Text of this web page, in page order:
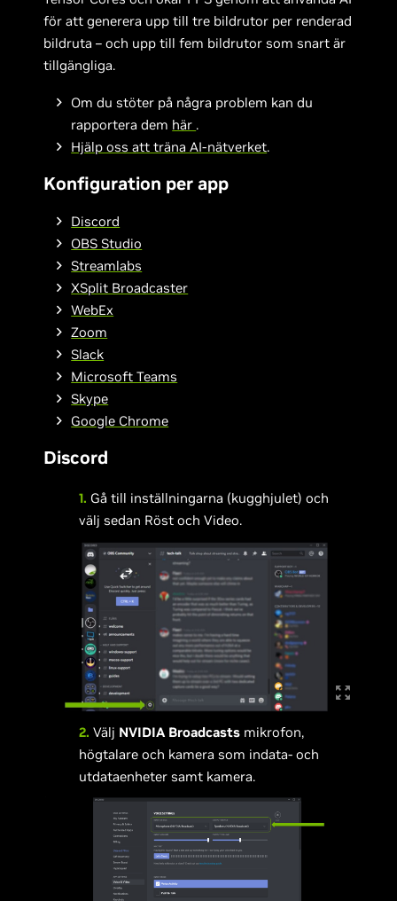
för att generera upp till tre bildrutor per renderad
bildruta – och upp till fem bildrutor som snart är
tillgängliga.
Om du stöter på några problem kan du
rapportera dem här .
Hjälp oss att träna AI-nätverket.
Konfiguration per app
Discord
OBS Studio
Streamlabs
XSplit Broadcaster
WebEx
Zoom
Slack
Microsoft Teams
Skype
Google Chrome
Discord
1. Gå till inställningarna (kugghjulet) och
välj sedan Röst och Video.
2.Välj NVIDIA Broadcasts mikrofon,
högtalare och kamera som indata- och
utdataenheter samt kamera.